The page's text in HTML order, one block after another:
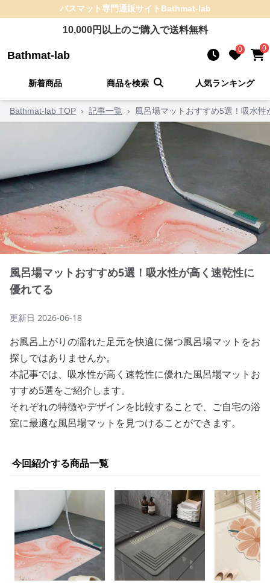
バスマット専門通販サイト Bathmat-lab
10,000円以上のご購入で送料無料
Bathmat-lab 0 0
新着商品 商品を検索 人気ランキング
Bathmat-lab TOP › 記事一覧 › 風呂場マットおすすめ5選！吸水
風呂場マットおすすめ5選！吸水性が高く速乾性に
優れてる
更新日 2026-06-18
お風呂上がりの濡れた足元を快適に保つ風呂場マットをお
探しではありませんか。
本記事では、吸水性が高く速乾性に優れた風呂場マットお
すすめ5選をご紹介します。
それぞれの特徴やデザインを比較することで、ご自宅の浴
室に最適な風呂場マットを見つけることができます。
今回紹介する商品一覧